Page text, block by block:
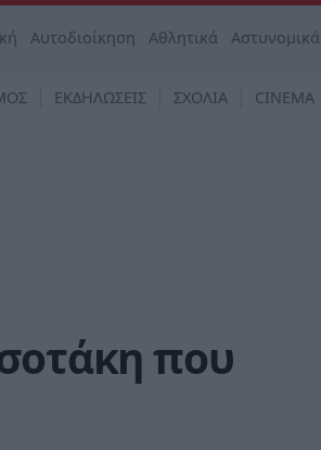
Αυτοδιοίκηση Αθλητικά Αστυνομικά
ΕΚΔΗΛΩΣΕΙΣ ΣΧΟΛΙΑ CINEMA
που